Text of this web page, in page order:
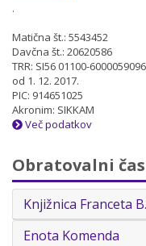
.
Matična št.: 5543452
Davčna št.: 20620586
TRR: SI56 01100-
od 1. 12. 2017.
PIC: 914651025
Akronim: SIKKAM
Več podatkov
Obratovalni čas
Knjižnica Franceta
Enota Komenda